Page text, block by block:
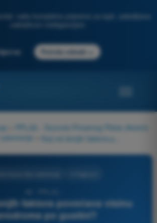
vaša kompletna priprema za ispit, poboljšana
se Počnite odmah
PPL(A) - Dozvola Privatnog Pilota (Avioni)
faktora povećava visinu
po gustini?